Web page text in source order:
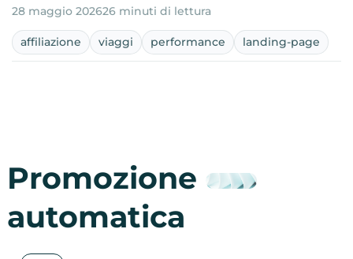
28 maggio 202626 minuti di lettura
affiliazione viaggi performance landing-page
Promozione
automatica